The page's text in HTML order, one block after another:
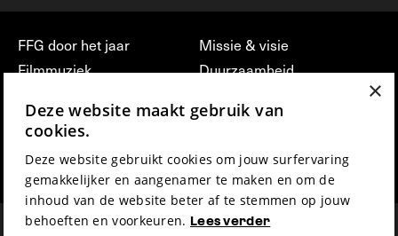
FFG door het jaar
Filmmuziek
Press & Industry
Film Fest Friends
Missie & visie
Duurzaamheid
vrijwilligerswerk bij FFG
Privacy & Disclaimer
×
Deze website maakt gebruik van
cookies.
Deze website gebruikt cookies om jouw surfervaring
gemakkelijker en aangenamer te maken en om de
inhoud van de website beter af te stemmen op jouw
behoeften en voorkeuren. Lees verder